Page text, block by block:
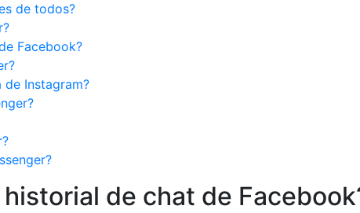
de todos?
Facebook?
Instagram?
de chat de